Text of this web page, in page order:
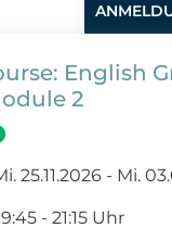
English
2
25.11.2026 - Mi.
- 21:15 Uhr